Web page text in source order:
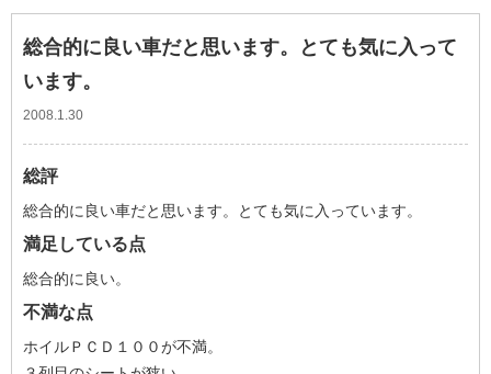
総合的に良い車だと思います。とても気に入って
います。
2008.1.30
総評
総合的に良い車だと思います。とても気に入っています。
満足している点
総合的に良い。
不満な点
ホイルＰＣＤ１００が不満。